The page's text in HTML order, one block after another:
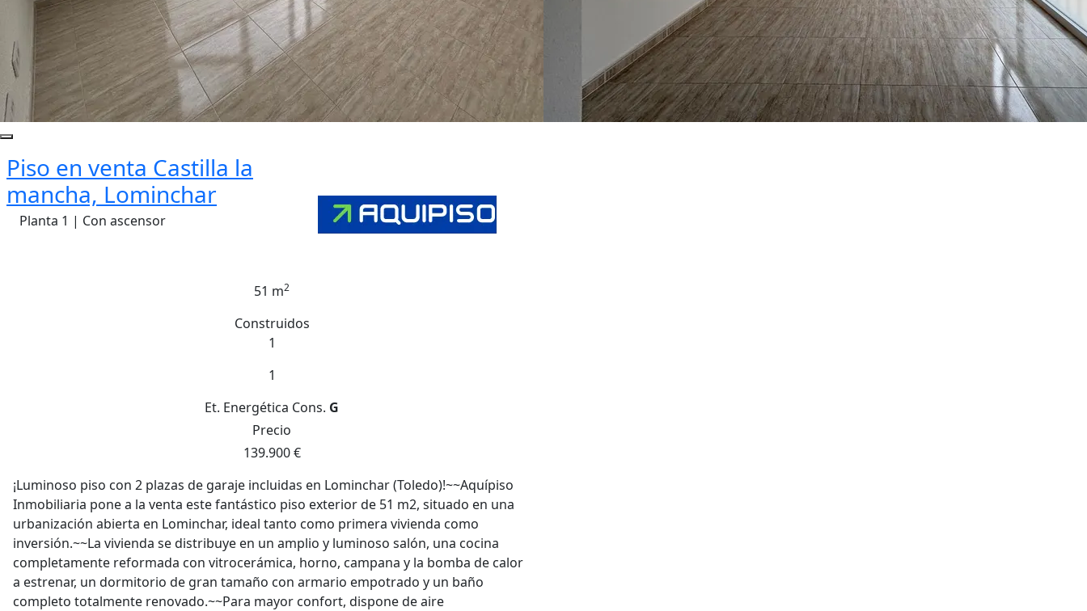
Piso en venta Castilla la
mancha, Lominchar
Planta 1 | Con ascensor
51 m2
Construidos
1
1
Et. Energética Cons. G
Precio
139.900 €
¡Luminoso piso con 2 plazas de garaje incluidas en Lominchar (Toledo)!~~Aquípiso
Inmobiliaria pone a la venta este fantástico piso exterior de 51 m2, situado en una
urbanización abierta en Lominchar, ideal tanto como primera vivienda como
inversión.~~La vivienda se distribuye en un amplio y luminoso salón, una cocina
completamente reformada con vitrocerámica, horno, campana y la bomba de calor
a estrenar, un dormitorio de gran tamaño con armario empotrado y un baño
completo totalmente renovado.~~Para mayor confort, dispone de aire